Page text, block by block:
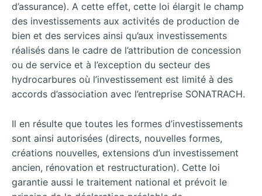
d’assurance). A cette effet, cette loi élargit le champ
des investissements aux activités de production de
bien et des services ainsi qu’aux investissements
réalisés dans le cadre de l’attribution de concession
ou de service et à l’exception du secteur des
hydrocarbures où l’investissement est limité à des
accords d’association avec l’entreprise SONATRACH.
Il en résulte que toutes les formes d’investissements
sont ainsi autorisées (directs, nouvelles formes,
créations nouvelles, extensions d’un investissement
ancien, rénovation et restructuration). Cette loi
garantie aussi le traitement national et prévoit le